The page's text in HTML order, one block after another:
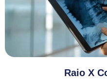
Raio X